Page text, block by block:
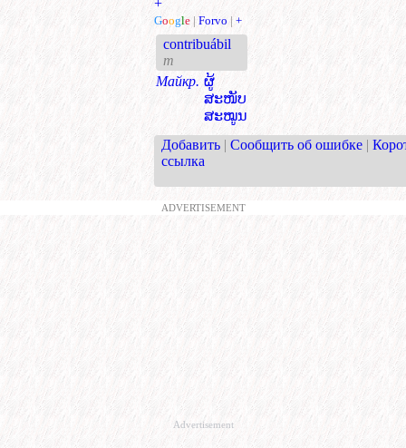
+
Google | Forvo | +
contribuábil
m
Майкр. ຜູ້
ສະໜັບ
ສະໝູນ
Добавить | Сообщить об ошибке |
ссылка
ADVERTISEMENT
Advertisement